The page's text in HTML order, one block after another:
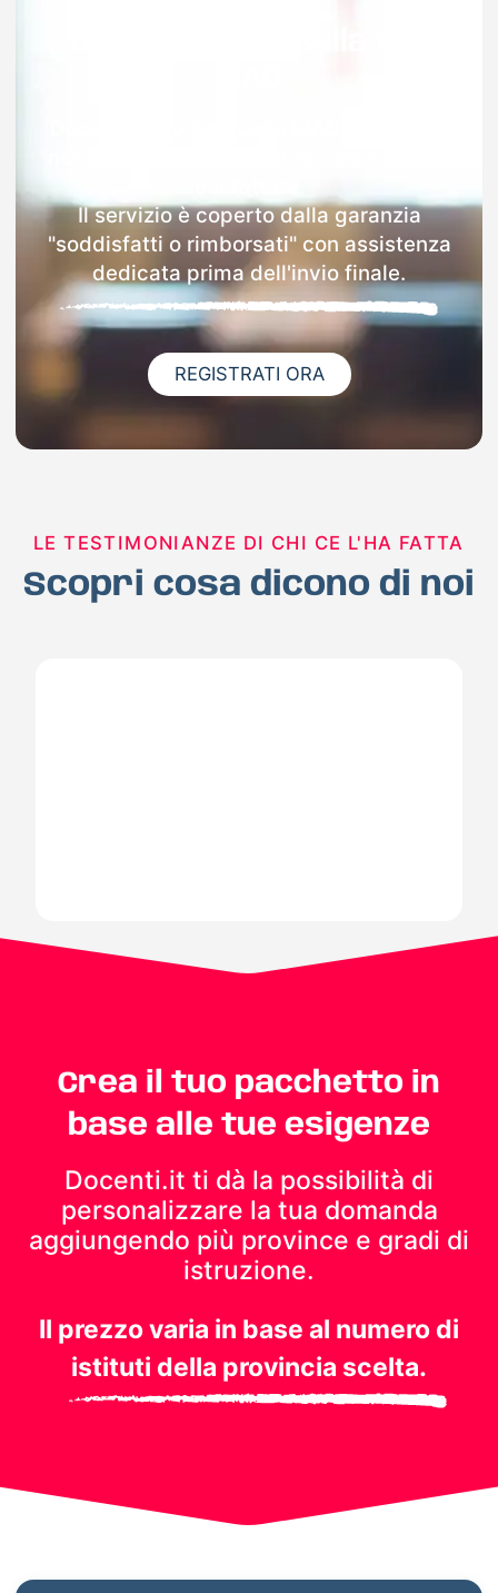
Il servizio è coperto dalla garanzia
"soddisfatti o rimborsati" con assistenza
dedicata prima dell'invio finale.
REGISTRATI ORA
LE TESTIMONIANZE DI CHI CE L'HA FATTA
Scopri cosa dicono di noi
Crea il tuo pacchetto in
base alle tue esigenze
Docenti.it ti dà la possibilità di
personalizzare la tua domanda
aggiungendo più province e gradi di
istruzione.
Il prezzo varia in base al numero di
istituti della provincia scelta.